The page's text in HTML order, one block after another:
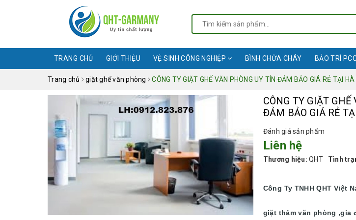
TRANG CHỦ GIỚI THIỆU VỆ SINH CÔNG NGHIỆP BÌNH CHỮA CHÁY BẢO TRÌ
Trang chủ giặt ghế văn phòng CÔNG TY GIẶT GHẾ VĂN PHÒNG UY TÍN ĐẢM BẢO GIÁ RẺ TẠI HÀ
CÔNG TY GIẶT
ĐẢM BẢO GIÁ RẺ
Đánh giá sản phẩm
Liên hệ
Thương hiệu: QHT Tình
Công Ty TNHH QHT Việt
giặt thảm văn phòng ,gia